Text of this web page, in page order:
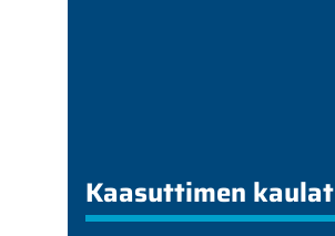
Kaasuttimen kaulat